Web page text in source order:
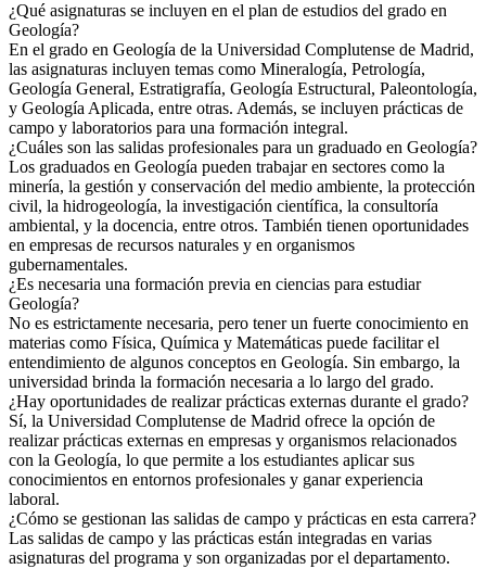
¿Qué asignaturas se incluyen en el plan de estudios del grado en
Geología?
En el grado en Geología de la Universidad Complutense de Madrid,
las asignaturas incluyen temas como Mineralogía, Petrología,
Geología General, Estratigrafía, Geología Estructural, Paleontología,
y Geología Aplicada, entre otras. Además, se incluyen prácticas de
campo y laboratorios para una formación integral.
¿Cuáles son las salidas profesionales para un graduado en Geología?
Los graduados en Geología pueden trabajar en sectores como la
minería, la gestión y conservación del medio ambiente, la protección
civil, la hidrogeología, la investigación científica, la consultoría
ambiental, y la docencia, entre otros. También tienen oportunidades
en empresas de recursos naturales y en organismos
gubernamentales.
¿Es necesaria una formación previa en ciencias para estudiar
Geología?
No es estrictamente necesaria, pero tener un fuerte conocimiento en
materias como Física, Química y Matemáticas puede facilitar el
entendimiento de algunos conceptos en Geología. Sin embargo, la
universidad brinda la formación necesaria a lo largo del grado.
¿Hay oportunidades de realizar prácticas externas durante el grado?
Sí, la Universidad Complutense de Madrid ofrece la opción de
realizar prácticas externas en empresas y organismos relacionados
con la Geología, lo que permite a los estudiantes aplicar sus
conocimientos en entornos profesionales y ganar experiencia
laboral.
¿Cómo se gestionan las salidas de campo y prácticas en esta carrera?
Las salidas de campo y las prácticas están integradas en varias
asignaturas del programa y son organizadas por el departamento.